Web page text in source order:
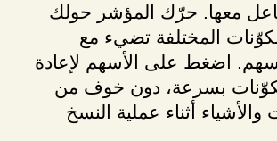
معها. حرّك المؤشر حولك
المختلفة تضيء مع
اضغط على الأسهم لإعادة
بسرعة، دون خوف من
أثناء عملية النسخ